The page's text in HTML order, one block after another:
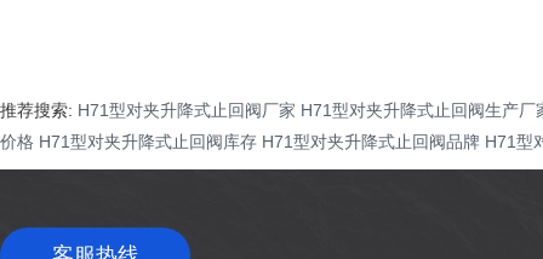
推荐搜索: H71型对夹升降式止回阀厂家 H71型对夹升降式止回阀生产厂
价格 H71型对夹升降式止回阀库存 H71型对夹升降式止回阀品牌 H71型